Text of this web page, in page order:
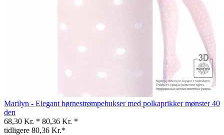
Marilyn - Elegant børnestrømpebukser med polkaprikker mønster 40
den
68,30 Kr. * 80,36 Kr. *
tidligere 80,36 Kr.*